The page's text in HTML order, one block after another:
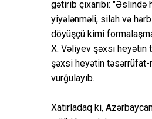
gətirib çıxarıbı:
yiyələnməli, silah və
döyüşçü kimi
X. Vəliyev şəxsi heyətin
şəxsi heyətin təsərrüfat-
vurğulayıb.
Xatırladaq ki,